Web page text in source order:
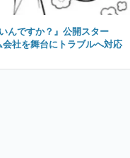
んですか？』公開スター
社を舞台にトラブルへ対応